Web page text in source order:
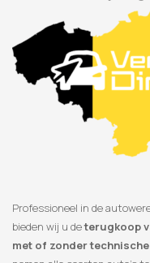
Professioneel in de
bieden wij u deterugkoop
met of zonder